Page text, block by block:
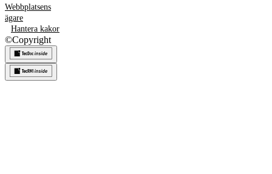
Webbplatsens
ägare
Hantera kakor
©Copyright